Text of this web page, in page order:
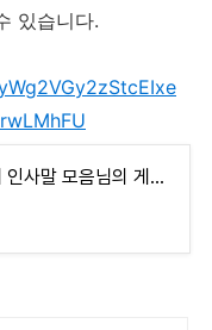
있습니다.
짧고 좋은 글 명언 글귀 인사말 모음님의 게시물